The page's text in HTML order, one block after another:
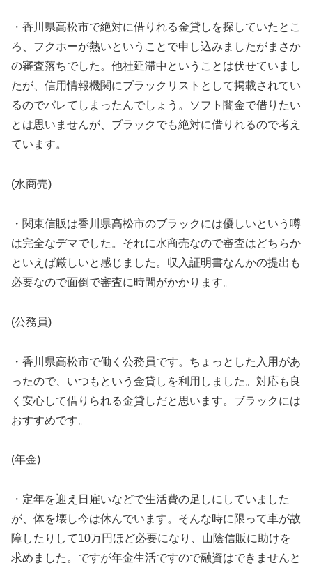
・香川県高松市で絶対に借りれる金貸しを探していたとこ
ろ、フクホーが熱いということで申し込みましたがまさか
の審査落ちでした。他社延滞中ということは伏せていまし
たが、信用情報機関にブラックリストとして掲載されてい
るのでバレてしまったんでしょう。ソフト闇金で借りたい
とは思いませんが、ブラックでも絶対に借りれるので考え
ています。
(水商売)
・関東信販は香川県高松市のブラックには優しいという噂
は完全なデマでした。それに水商売なので審査はどちらか
といえば厳しいと感じました。収入証明書なんかの提出も
必要なので面倒で審査に時間がかかります。
(公務員)
・香川県高松市で働く公務員です。ちょっとした入用があ
ったので、いつもという金貸しを利用しました。対応も良
く安心して借りられる金貸しだと思います。ブラックには
おすすめです。
(年金)
・定年を迎え日雇いなどで生活費の足しにしていました
が、体を壊し今は休んでいます。そんな時に限って車が故
障したりして10万円ほど必要になり、山陰信販に助けを
求めました。ですが年金生活ですので融資はできませんと